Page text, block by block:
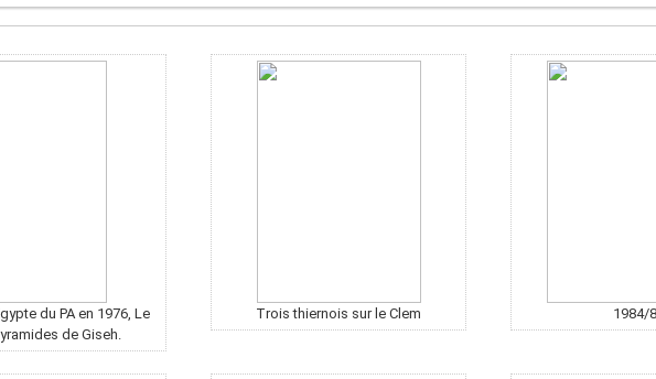
du PA en 1976, Le
de Giseh.
Trois thiernois sur le Clem 1984/